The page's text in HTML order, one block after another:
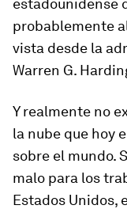
estadounidense
probablemente
vista desde la
Warren G.
Y realmente no
la nube que hoy
sobre el mundo.
malo para los
Estados Unidos,